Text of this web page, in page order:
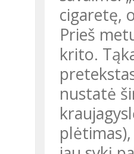
cigaretę,
Prieš
krito.
nustatė